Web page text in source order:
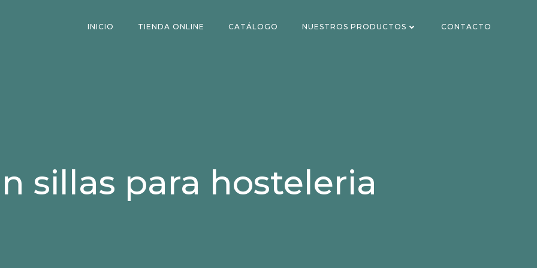
INICIO TIENDA ONLINE CATÁLOGO NUESTROS PRODUCTOS CONTACTO
sillas para hosteleria